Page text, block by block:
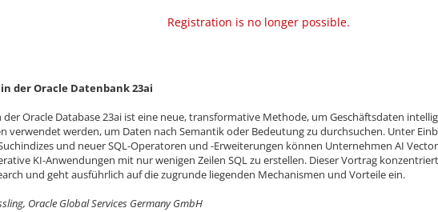
Registration is no longer possible.
der Oracle Datenbank 23ai
der Oracle Database 23ai ist eine neue, transformative Methode, um Geschäftsdaten
verwendet werden, um Daten nach Semantik oder Bedeutung zu durchsuchen. Unter
und neuer SQL-Operatoren und -Erweiterungen können Unternehmen AI
KI-Anwendungen mit nur wenigen Zeilen SQL zu erstellen. Dieser Vortrag
und geht ausführlich auf die zugrunde liegenden Mechanismen und Vorteile ein.
Oracle Global Services Germany GmbH